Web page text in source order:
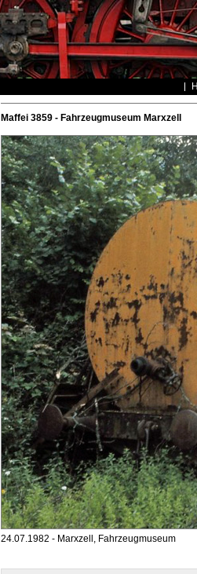
Maffei 3859 - Fahrzeugmuseum Marxzell
24.07.1982 - Marxzell, Fahrzeugmuseum